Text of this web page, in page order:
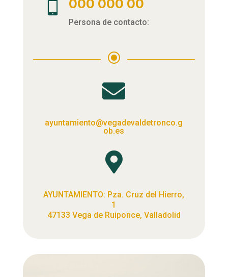
 000 000 00
Persona de contacto:
\

ayuntamiento@vegadevaldetronco.g
ob.es

AYUNTAMIENTO: Pza. Cruz del Hierro,
1
47133 Vega de Ruiponce, Valladolid